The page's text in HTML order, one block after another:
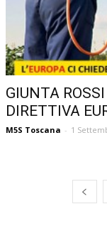
GIUNTA
DIRETTIVA
M5S Toscana - 1